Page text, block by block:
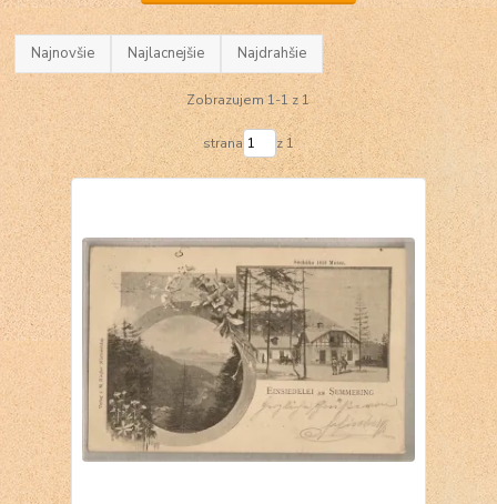
Najnovšie Najlacnejšie Najdrahšie
Zobrazujem 1-1 z 1
strana z 1